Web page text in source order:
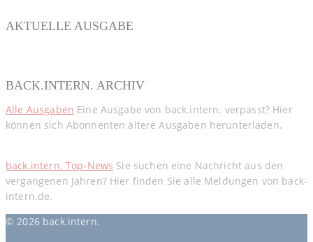
AKTUELLE AUSGABE
BACK.INTERN. ARCHIV
Alle Ausgaben Eine Ausgabe von back.intern. verpasst? Hier
können sich Abonnenten ältere Ausgaben herunterladen.
back.intern. Top-News Sie suchen eine Nachricht aus den
vergangenen Jahren? Hier finden Sie alle Meldungen von back-
intern.de.
© 2026 back.intern.